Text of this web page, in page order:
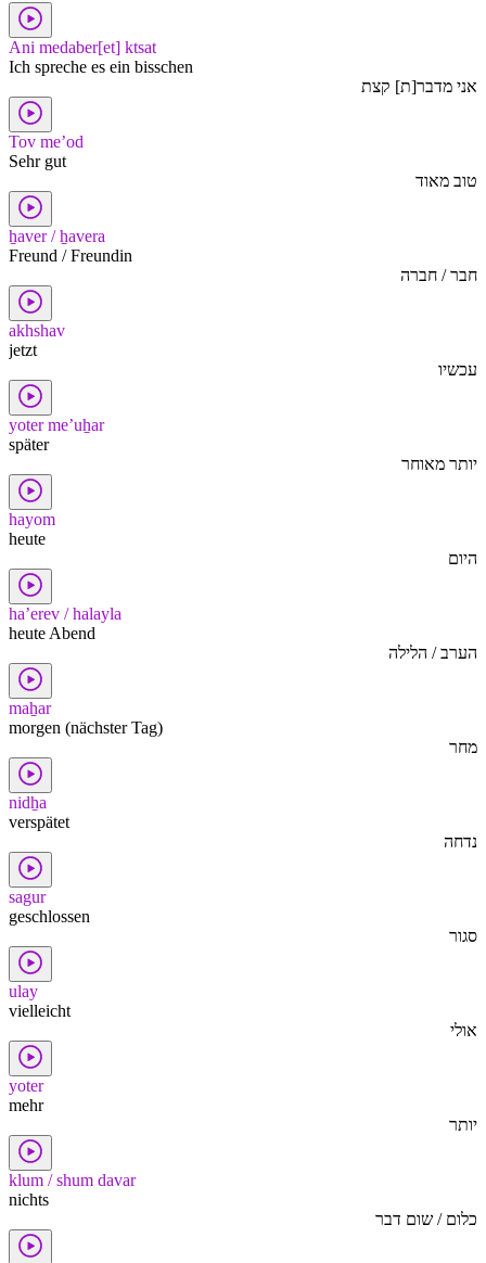
Ani medaber[et] ktsat
Ich spreche es ein bisschen
אני מדבר[ת] קצת
Tov me’od
Sehr gut
טוב מאוד
ẖaver / ẖavera
Freund / Freundin
חבר / חברה
akhshav
jetzt
עכשיו
yoter me’uẖar
später
יותר מאוחר
hayom
heute
היום
ha’erev / halayla
heute Abend
הערב / הלילה
maẖar
morgen (nächster Tag)
מחר
nidẖa
verspätet
נדחה
sagur
geschlossen
סגור
ulay
vielleicht
אולי
yoter
mehr
יותר
klum / shum davar
nichts
כלום / שום דבר